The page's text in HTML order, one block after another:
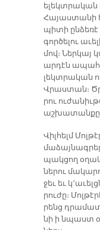
ե­լեկտրա­կան
Հա­յաս­տա­նի
պի­տի ըն­ձե­ռէ
գոր­ծե­լու
մով։ Ներ­կայ
ար­դէն
լեկտ­րա­կան
Վրաս­տան։
րու
Վիլ­հելմ
պակ­ցող
նե­րու
ջեւ եւ
րու­ժը։
րենց
նի ի նպաստ